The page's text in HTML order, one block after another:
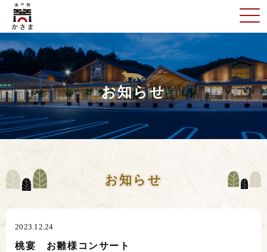
お知らせ
お知らせ
2023.12.24
桃宴 お雛様コンサート